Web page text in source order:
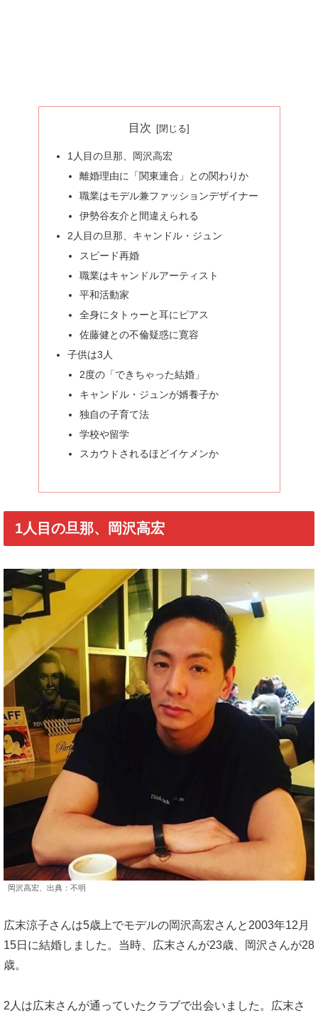
目次
1人目の旦那、岡沢高宏
離婚理由に「関東連合」との関わりか
職業はモデル兼ファッションデザイナー
伊勢谷友介と間違えられる
2人目の旦那、キャンドル・ジュン
スピード再婚
職業はキャンドルアーティスト
平和活動家
全身にタトゥーと耳にピアス
佐藤健との不倫疑惑に寛容
子供は3人
2度の「できちゃった結婚」
キャンドル・ジュンが婿養子か
独自の子育て法
学校や留学
スカウトされるほどイケメンか
1人目の旦那、岡沢高宏
岡沢高宏、出典：不明
広末涼子さんは5歳上でモデルの岡沢高宏さんと2003年12月
15日に結婚しました。当時、広末さんが23歳、岡沢さんが28
歳。
2人は広末さんが通っていたクラブで出会いました。広末さ